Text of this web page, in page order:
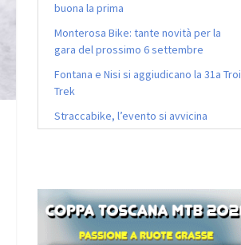
buona la prima
Monterosa Bike: tante novità per la
gara del prossimo 6 settembre
Fontana e Nisi si aggiudicano la 31a Troi
Trek
Straccabike, l’evento si avvicina